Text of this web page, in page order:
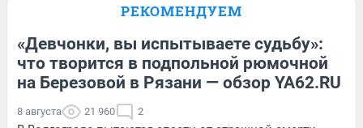
РЕКОМЕНДУЕМ
«Девчонки, вы испытываете судьбу»:
что творится в подпольной рюмочной
на Березовой в Рязани — обзор YA62.RU
8 августа 21 960 2